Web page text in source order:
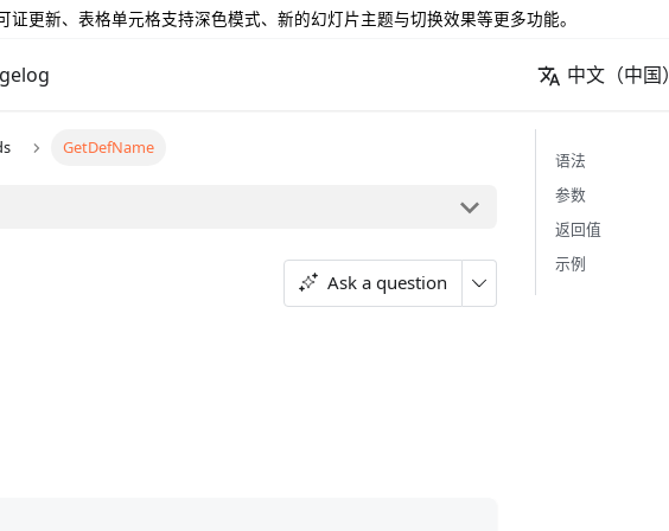
证更新、表格单元格支持深色模式、新的幻灯片主题与切换效果等更多功能。
中文（中国）
GetDefName
Ask a question
语法
参数
返回值
示例